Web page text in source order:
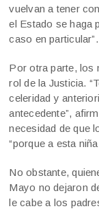
vuelvan a tener
el Estado se haga
caso en particular”.
Por otra parte, los
rol de la Justicia.
celeridad y
antecedente”,
necesidad de que
“porque a esta
No obstante,
Mayo no dejaron
le cabe a los